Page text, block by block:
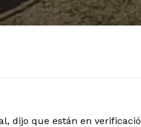
dijo que están en